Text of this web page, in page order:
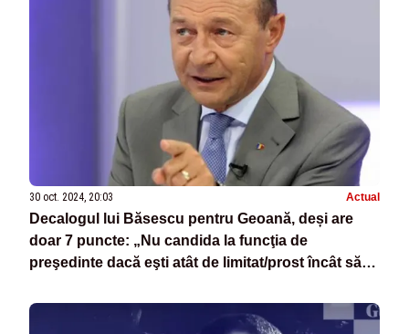
30 oct. 2024, 20:03 Actual
Decalogul lui Băsescu pentru Geoană, deși are
doar 7 puncte: „Nu candida la funcţia de
preşedinte dacă eşti atât de limitat/prost încât să
Trump”